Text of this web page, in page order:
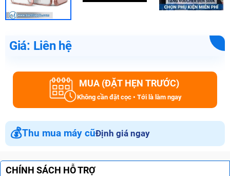
Giá: Liên hệ
MUA (ĐẶT HẸN TRƯỚC)
Không cần đặt cọc • Tới là làm ngay
💰Thu mua máy cũĐịnh giá ngay
CHÍNH SÁCH HỖ TRỢ